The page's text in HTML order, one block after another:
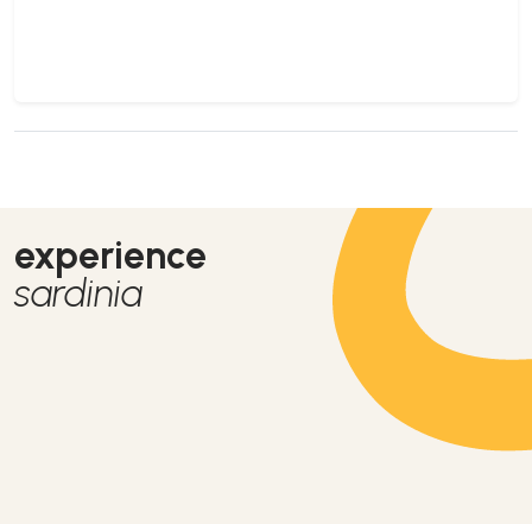
experience
sardinia